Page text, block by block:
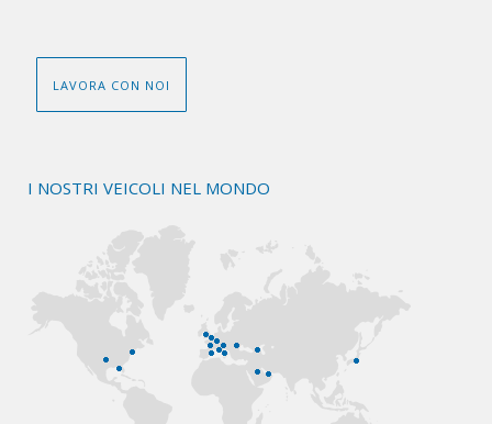
LAVORA CON NOI
I NOSTRI VEICOLI NEL MONDO